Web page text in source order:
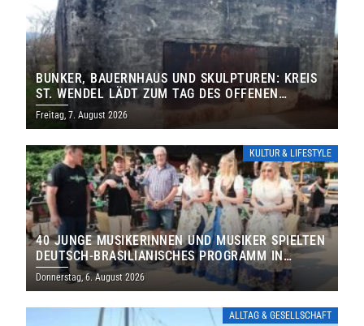
BUNKER, BAUERNHAUS UND SKULPTUREN: KREIS
ST. WENDEL LÄDT ZUM TAG DES OFFENEN
DENKMALS EIN
Freitag, 7. August 2026
KULTUR & LIFESTYLE
40 JUNGE MUSIKERINNEN UND MUSIKER SPIELTEN
DEUTSCH-BRASILIANISCHES PROGRAMM IN
THOLEY
Donnerstag, 6. August 2026
ALLTAG & GESELLSCHAFT